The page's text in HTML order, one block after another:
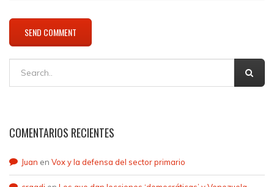
COMENTARIOS RECIENTES
Juan en Vox y la defensa del sector primario